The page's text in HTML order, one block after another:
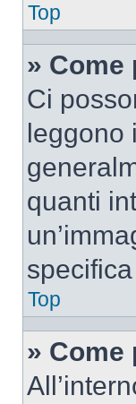
Top
» Come
Ci
leggono
quanti
Top
» Come